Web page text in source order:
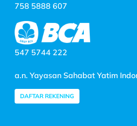
758 5888 607
547 5744 222
a.n. Yayasan Sahabat Yatim
DAFTAR REKENING